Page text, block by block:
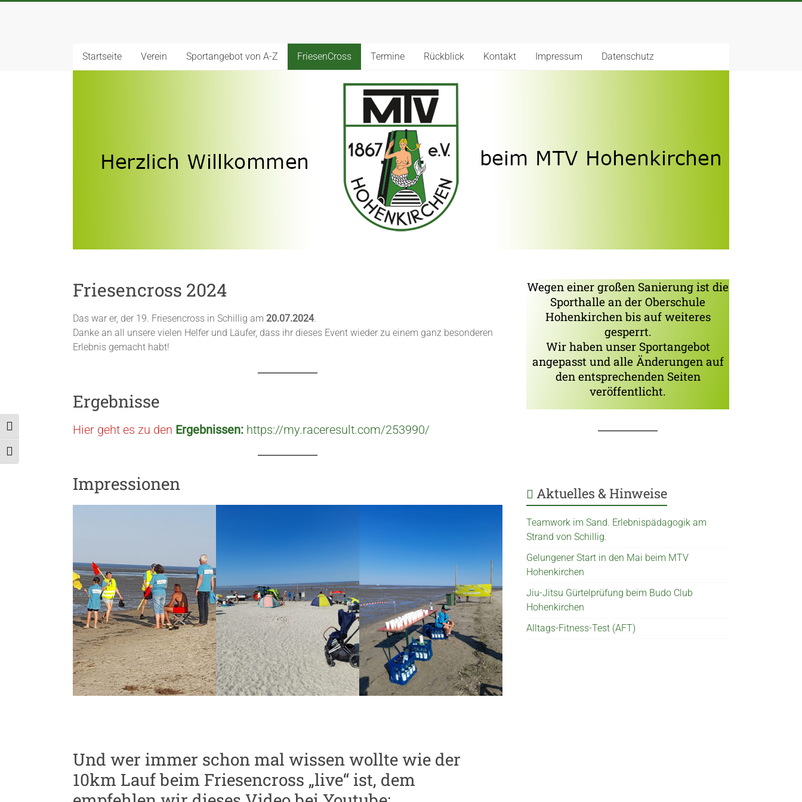
Umschalten auf hohe Kontraste
Schrift vergrößern
Startseite Verein Sportangebot von A-Z FriesenCross Termine Rückblick Kontakt Impressum Datenschutz
Friesencross 2024
Das war er, der 19. Friesencross in Schillig am 20.07.2024.
Danke an all unsere vielen Helfer und Läufer, dass ihr dieses Event wieder zu einem ganz besonderen
Erlebnis gemacht habt!
Ergebnisse
Hier geht es zu den Ergebnissen: https://my.raceresult.com/253990/
Impressionen
Und wer immer schon mal wissen wollte wie der
10km Lauf beim Friesencross „live“ ist, dem
Wegen einer großen Sanierung ist die
Sporthalle an der Oberschule
Hohenkirchen bis auf weiteres
gesperrt.
Wir haben unser Sportangebot
angepasst und alle Änderungen auf
den entsprechenden Seiten
veröffentlicht.
Aktuelles & Hinweise
Teamwork im Sand. Erlebnispädagogik am
Strand von Schillig.
Gelungener Start in den Mai beim MTV
Hohenkirchen
Jiu-Jitsu Gürtelprüfung beim Budo Club
Hohenkirchen
Alltags-Fitness-Test (AFT)